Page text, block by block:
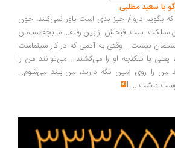
مطلبی
دروغ چیز بدی است باور نمی‌کنند، چون
است. قبحش از بین رفته... ما بچه‌مسلمان
نیست... وقتی به آدمی که در کار سینماست
با شکنجه او را می‌کشند... می‌توانند من را
روی زمین نگه دارند، من بلند می‌شوم...
...